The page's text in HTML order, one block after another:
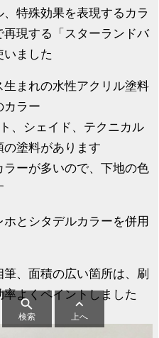
特殊効果を表現するカラ
現する「スターランドバ
いました
まれの水性アクリル塗料
カラー
、シェイド、テクニカル
の塗料があります
ーが多いので、下地の色
とシタデルカラーを併用
、面積の広い箇所は、刷
よくペイントしました

検索

上へ